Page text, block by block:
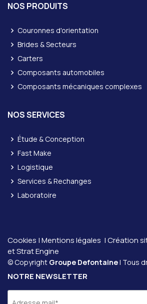
NOS PRODUITS
Couronnes d'orientation
Brides & Secteurs
Carters
Composants automobiles
Composants mécaniques complexes
NOS SERVICES
Étude & Conception
Fast Make
Logistique
Services & Rechanges
Laboratoire
Cookies |Mentions légales | Création
etStrat Engine
© Copyright Groupe Defontaine| Tous
NOTRE NEWSLETTER